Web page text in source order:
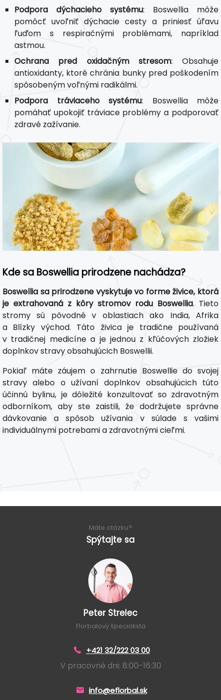
Podpora dýchacieho systému: Boswellia môže
pomôcť uvoľniť dýchacie cesty a priniesť úľavu
ľuďom s respiračnými problémami, napríklad
astmou.
Ochrana pred oxidačným stresom: Obsahuje
antioxidanty, ktoré chránia bunky pred poškodením
spôsobeným voľnými radikálmi.
Podpora tráviaceho systému: Boswellia môže
pomáhať upokojiť tráviace problémy a podporovať
zdravé zažívanie.
Kde sa Boswellia prirodzene nachádza?
Boswellia sa prirodzene vyskytuje vo forme živice, ktorá
je extrahovaná z kôry stromov rodu Boswellia. Tieto
stromy sú pôvodné v oblastiach ako India, Afrika
a Blízky východ. Táto živica je tradične používaná
v tradičnej medicíne a je jednou z kľúčových zložiek
doplnkov stravy obsahujúcich Boswellii.
Pokiaľ máte záujem o zahrnutie Boswellie do svojej
stravy alebo o užívaní doplnkov obsahujúcich túto
účinnú bylinu, je dôležité konzultovať so zdravotným
odborníkom, aby ste zaistili, že dodržujete správne
dávkovanie a spôsob užívania v súlade s vašimi
individuálnymi potrebami a zdravotnými cieľmi.
Máte otázku?
Spýtajte sa
Peter Strelec
Florbalový špecialista
+421 32/222 03 00
V pracovné dni: 8:00-16:30
info@eflorbal.sk